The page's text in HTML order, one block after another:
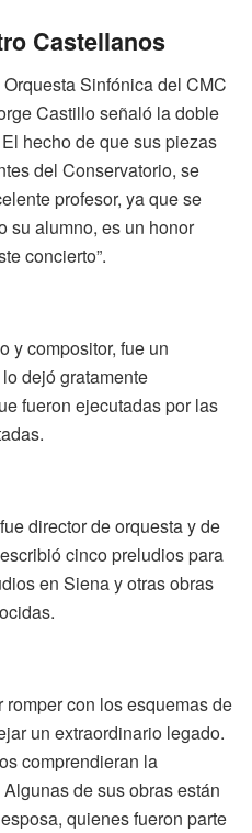
Castellanos
Sinfónica del CMC
Castillo señaló la doble
hecho de que sus piezas
del Conservatorio, se
profesor, ya que se
su alumno, es un honor
concierto”.
y compositor, fue un
dejó gratamente
fueron ejecutadas por las
director de orquesta y de
cinco preludios para
en Siena y otras obras
con los esquemas de
un extraordinario legado.
comprendieran la
de sus obras están
quienes fueron parte